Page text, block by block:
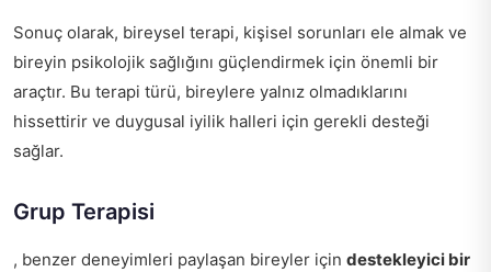
Sonuç olarak, bireysel terapi, kişisel sorunları ele almak ve
bireyin psikolojik sağlığını güçlendirmek için önemli bir
araçtır. Bu terapi türü, bireylere yalnız olmadıklarını
hissettirir ve duygusal iyilik halleri için gerekli desteği
sağlar.
Grup Terapisi
, benzer deneyimleri paylaşan bireyler için destekleyici bir